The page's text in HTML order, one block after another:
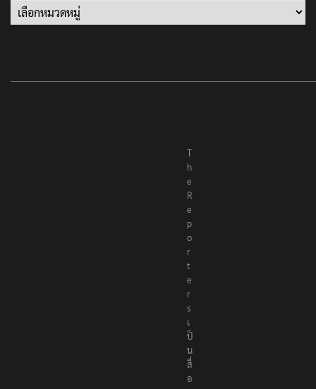
Categories
T
h
e
R
e
p
o
r
t
e
r
s
เ
ป็
น
สื่
อ